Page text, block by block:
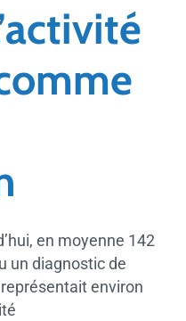
en moyenne 142
un diagnostic de
environ